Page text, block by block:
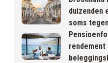
duizenden
soms